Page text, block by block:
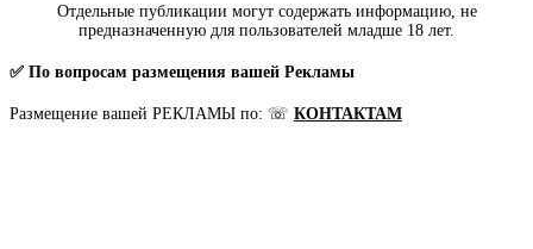
Отдельные публикации могут содержать информацию, не
предназначенную для пользователей младше 18 лет.
✅ По вопросам размещения вашей Рекламы
Размещение вашей РЕКЛАМЫ по: ☏ КОНТАКТАМ